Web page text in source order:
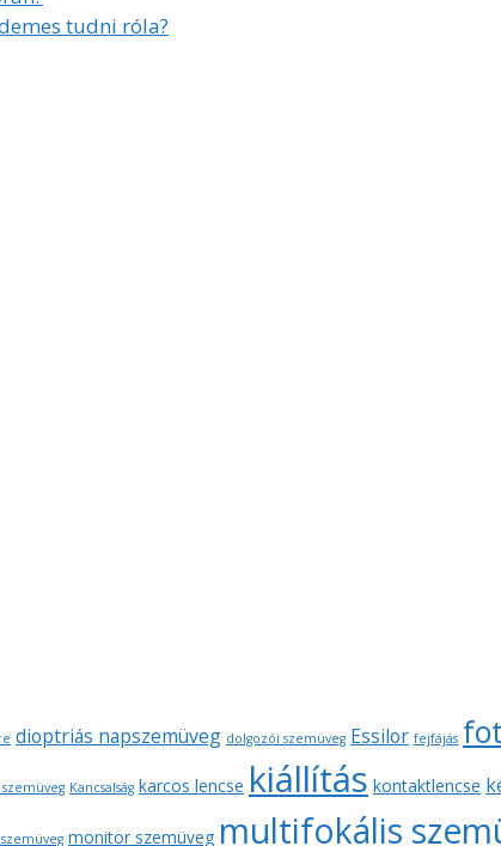
tudni róla?
dioptriás napszemüveg dolgozói szemüveg Essilor fejfájás
szemüveg Kancsalság karcos lencse kiállítás kontaktlencse
monitor szemüveg multifokális